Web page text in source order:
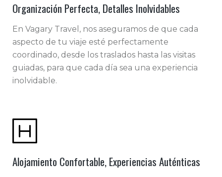
Organización Perfecta, Detalles Inolvidables
En Vagary Travel, nos aseguramos de que cada
aspecto de tu viaje esté perfectamente
coordinado, desde los traslados hasta las visitas
guiadas, para que cada día sea una experiencia
inolvidable.
Alojamiento Confortable, Experiencias Auténticas